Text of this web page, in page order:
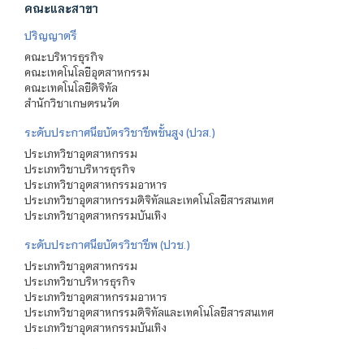
คณะและสาขา
ปริญญาตรี
คณะบริหารธุรกิจ
คณะเทคโนโลยีอุตสาหกรรม
คณะเทคโนโลยีดิจิทัล
สำนักวิชาเกษตรนวัต
ระดับประกาศนียบัตรวิชาชีพชั้นสูง (ปวส.)
ประเภทวิชาอุตสาหกรรม
ประเภทวิชาบริหารธุรกิจ
ประเภทวิชาอุตสาหกรรมอาหาร
ประเภทวิชาอุตสาหกรรมดิจิทัลและเทคโนโลยีสารสนเทศ
ประเภทวิชาอุตสาหกรรมบันเทิง
ระดับประกาศนียบัตรวิชาชีพ (ปวช.)
ประเภทวิชาอุตสาหกรรม
ประเภทวิชาบริหารธุรกิจ
ประเภทวิชาอุตสาหกรรมอาหาร
ประเภทวิชาอุตสาหกรรมดิจิทัลและเทคโนโลยีสารสนเทศ
ประเภทวิชาอุตสาหกรรมบันเทิง